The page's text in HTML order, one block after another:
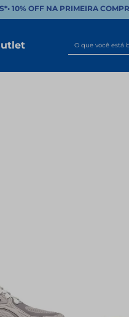
10% OFF NA PRIMEIRA COMPRA
O que